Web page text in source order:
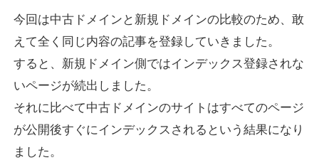
詳細を見る
designcrave.com
ジャンル
DA38
今回は中古ドメインと新規ドメインの比較のため、敢
えて全く同じ内容の記事を登録していきました。
すると、新規ドメイン側ではインデックス登録されな
いページが続出しました。
それに比べて中古ドメインのサイトはすべてのページ
が公開後すぐにインデックスされるという結果になり
ました。